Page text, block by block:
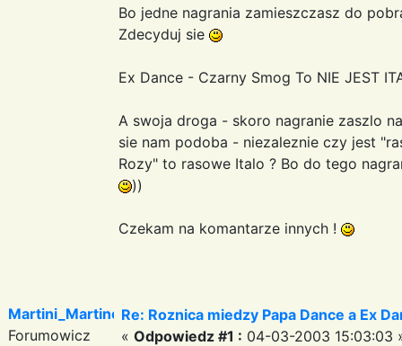
Bo jedne nagrania zamieszczasz do
Zdecyduj sie
Ex Dance - Czarny Smog To NIE JEST
A swoja droga - skoro nagranie zaszlo
sie nam podoba - niezaleznie czy jest
Rozy" to rasowe Italo ? Bo do tego
))
Czekam na komantarze innych !
Martini_Martinez
Forumowicz
Re: Roznica miedzy Papa Dance a Ex
« Odpowiedz #1 : 04-03-2003 15:03:03